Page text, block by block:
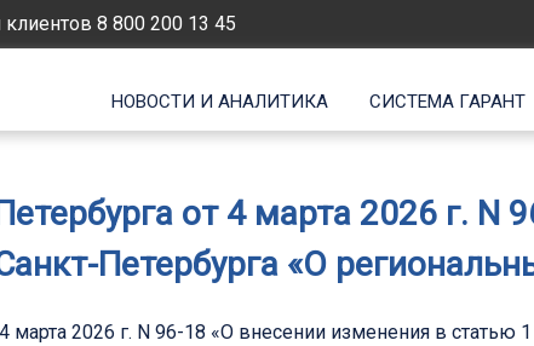
8 800 200 13 45
НОВОСТИ И АНАЛИТИКА СИСТЕМА ГАРАНТ
от 4 марта 2026 г. N
Петербурга «О
марта 2026 г. N 96-18 «О внесении изменения в